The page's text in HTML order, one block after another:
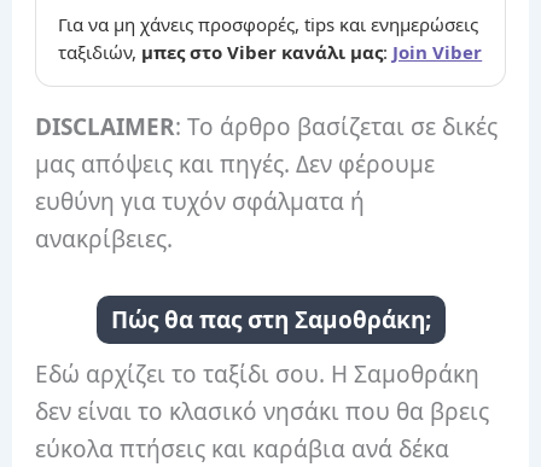
Για να μη χάνεις προσφορές, tips και ενημερώσεις
ταξιδιών, μπες στο Viber κανάλι μας: Join Viber
DISCLAIMER: Το άρθρο βασίζεται σε δικές
μας απόψεις και πηγές. Δεν φέρουμε
ευθύνη για τυχόν σφάλματα ή
ανακρίβειες.
Πώς θα πας στη Σαμοθράκη;
Εδώ αρχίζει το ταξίδι σου. Η Σαμοθράκη
δεν είναι το κλασικό νησάκι που θα βρεις
εύκολα πτήσεις και καράβια ανά δέκα